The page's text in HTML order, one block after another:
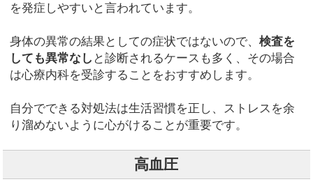
を発症しやすいと言われています。
身体の異常の結果としての症状ではないので、検査を
しても異常なし と診断されるケースも多く、その場合
は心療内科を受診することをおすすめします。
自分でできる対処法は生活習慣を正し、ストレスを余
り溜めないように心がけることが重要です。
高血圧